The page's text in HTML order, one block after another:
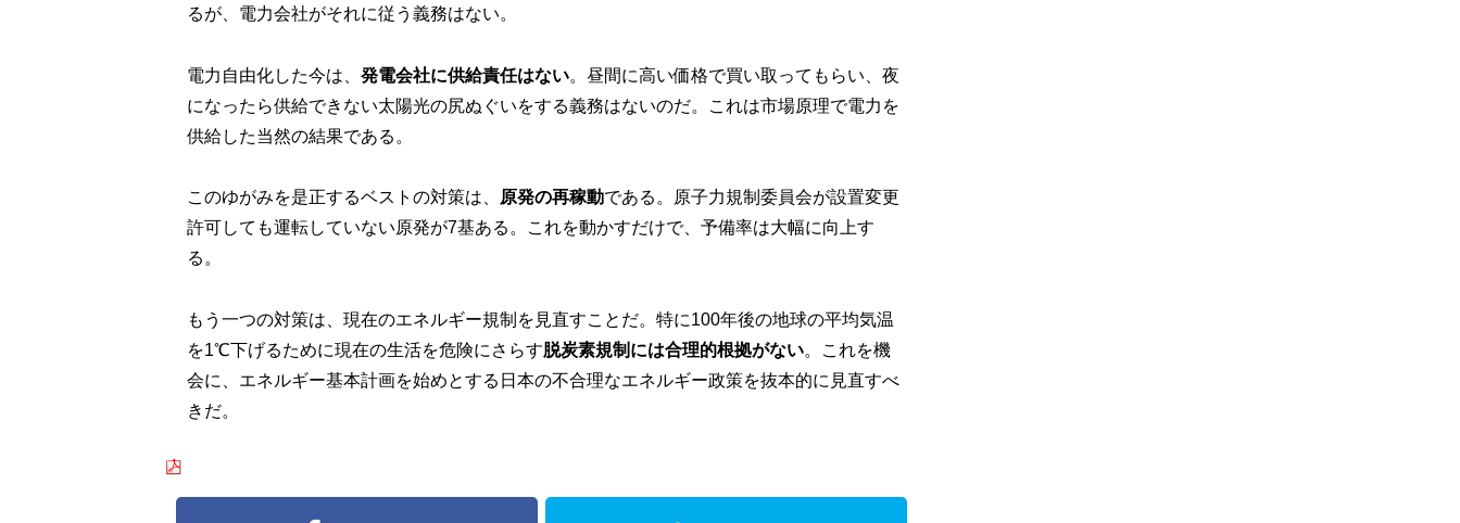
るが、電力会社がそれに従う義務はない。
電力自由化した今は、 発電会社に供給責任はない。昼間に高い価格で買い取ってもらい、夜
になったら供給できない太陽光の尻ぬぐいをする義務はないのだ。これは市場原理で電力を
供給した当然の結果である。
このゆがみを是正するベストの対策は、 原発の再稼動である。原子力規制委員会が設置変更
許可しても運転していない原発が7基ある。これを動かすだけで、予備率は大幅に向上す
る。
もう一つの対策は、現在のエネルギー規制を見直すことだ。特に100年後の地球の平均気温
を1℃下げるために現在の生活を危険にさらす脱炭素規制には合理的根拠がない。これを機
会に、エネルギー基本計画を始めとする日本の不合理なエネルギー政策を抜本的に見直すべ
きだ。